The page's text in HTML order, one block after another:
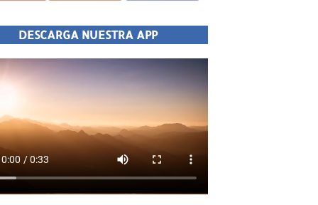
DESCARGA NUESTRA APP